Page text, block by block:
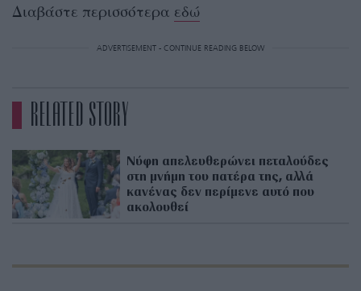
Διαβάστε περισσότερα εδώ
ADVERTISEMENT - CONTINUE READING BELOW
RELATED STORY
Νύφη απελευθερώνει πεταλούδες
στη μνήμη του πατέρα της, αλλά
κανένας δεν περίμενε αυτό που
ακολουθεί